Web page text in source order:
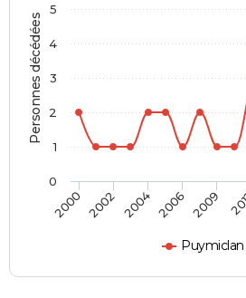
Personnes décédées
Puymiclan
2000 2002 2004 2006 2009
0
1
2
3
4
5